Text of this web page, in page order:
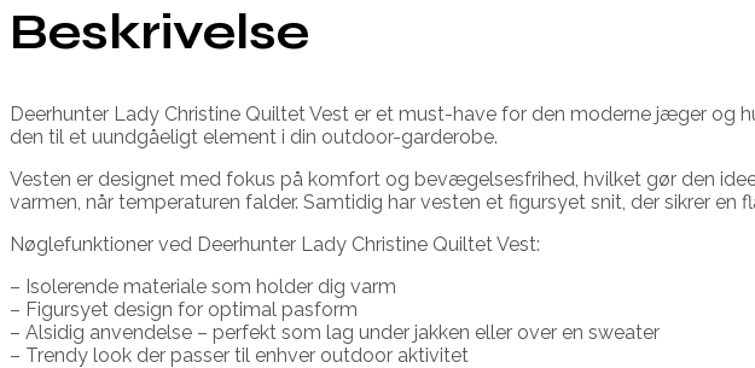
Beskrivelse
Deerhunter Lady Christine Quiltet Vest er et must-have for den moderne jæger
den til et uundgåeligt element i din outdoor-garderobe.
Vesten er designet med fokus på komfort og bevægelsesfrihed, hvilket gør den
varmen, når temperaturen falder. Samtidig har vesten et figursyet snit, der sikrer en
Nøglefunktioner ved Deerhunter Lady Christine Quiltet Vest:
– Isolerende materiale som holder dig varm
– Figursyet design for optimal pasform
– Alsidig anvendelse – perfekt som lag under jakken eller over en sweater
– Trendy look der passer til enhver outdoor aktivitet